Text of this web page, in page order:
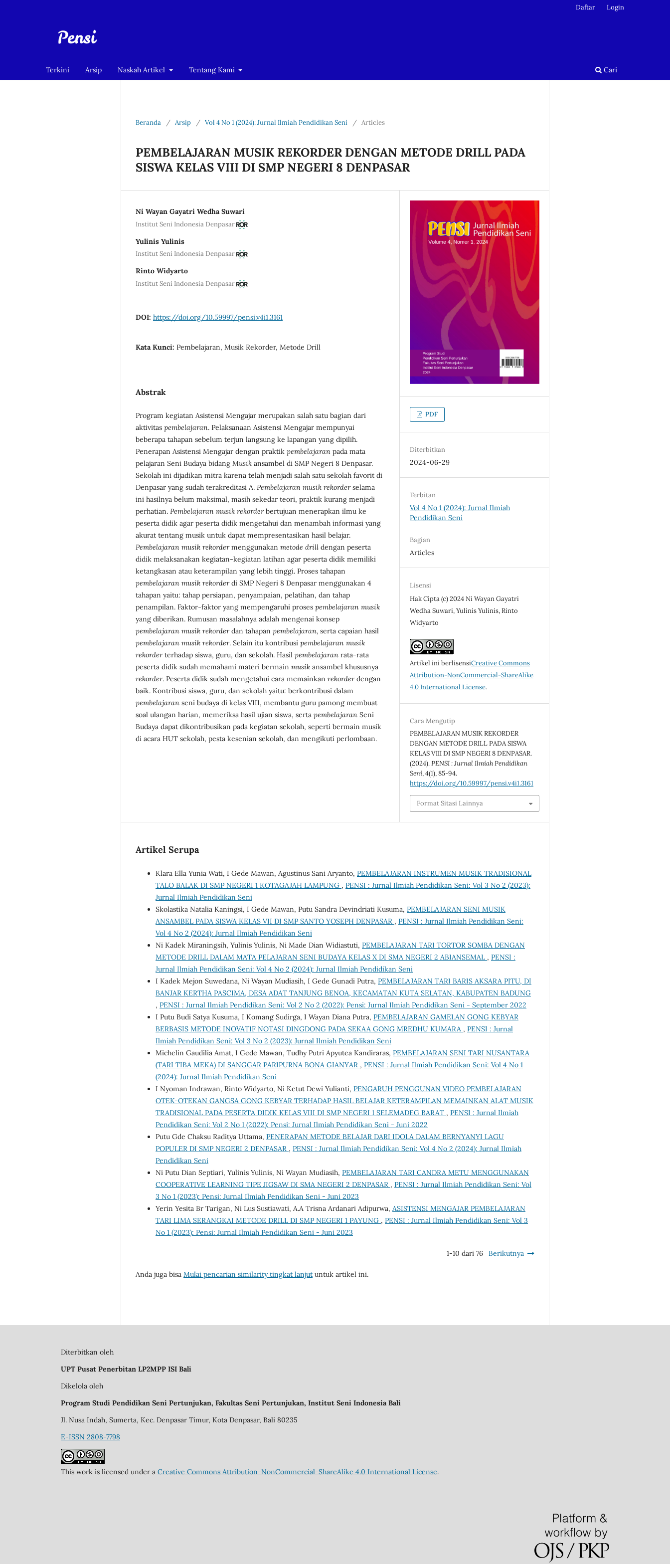
Terkini Arsip Naskah Artikel Tentang Kami Cari
Daftar Login
Beranda / Arsip / Vol 4 No 1 (2024): Jurnal Ilmiah Pendidikan Seni / Articles
PEMBELAJARAN MUSIK REKORDER DENGAN METODE DRILL PADA
SISWA KELAS VIII DI SMP NEGERI 8 DENPASAR
Ni Wayan Gayatri Wedha Suwari
Institut Seni Indonesia Denpasar
Yulinis Yulinis
Institut Seni Indonesia Denpasar
Rinto Widyarto
Institut Seni Indonesia Denpasar
DOI: https://doi.org/10.59997/pensi.v4i1.3161
Kata Kunci: Pembelajaran, Musik Rekorder, Metode Drill
Abstrak
Program kegiatan Asistensi Mengajar merupakan salah satu bagian dari
aktivitas pembelajaran. Pelaksanaan Asistensi Mengajar mempunyai
beberapa tahapan sebelum terjun langsung ke lapangan yang dipilih.
Penerapan Asistensi Mengajar dengan praktik pembelajaran pada mata
pelajaran Seni Budaya bidang Musik ansambel di SMP Negeri 8 Denpasar.
Sekolah ini dijadikan mitra karena telah menjadi salah satu sekolah favorit di
Denpasar yang sudah terakreditasi A. Pembelajaran musik rekorderselama
ini hasilnya belum maksimal, masih sekedar teori, praktik kurang menjadi
perhatian. Pembelajaran musik rekorderbertujuan menerapkan ilmu ke
peserta didik agar peserta didik mengetahui dan menambah informasi yang
akurat tentang musik untuk dapat mempresentasikan hasil belajar.
Pembelajaran musik rekordermenggunakan metode drill dengan peserta
didik melaksanakan kegiatan-kegiatan latihan agar peserta didik memiliki
ketangkasan atau keterampilan yang lebih tinggi. Proses tahapan
pembelajaran musik rekorderdi SMP Negeri 8 Denpasar menggunakan 4
tahapan yaitu: tahap persiapan, penyampaian, pelatihan, dan tahap
penampilan. Faktor-faktor yang mempengaruhi proses pembelajaran musik
yang diberikan. Rumusan masalahnya adalah mengenai konsep
pembelajaran musik rekorderdan tahapan pembelajaran, serta capaian hasil
pembelajaran musik rekorder. Selain itu kontribusi pembelajaran musik
rekorderterhadap siswa, guru, dan sekolah. Hasil pembelajaran rata-rata
peserta didik sudah memahami materi bermain musik ansambel khususnya
rekorder. Peserta didik sudah mengetahui cara memainkan rekorderdengan
baik. Kontribusi siswa, guru, dan sekolah yaitu: berkontribusi dalam
pembelajaran seni budaya di kelas VIII, membantu guru pamong membuat
soal ulangan harian, memeriksa hasil ujian siswa, serta pembelajaran Seni
Budaya dapat dikontribusikan pada kegiatan sekolah, seperti bermain musik
di acara HUT sekolah, pesta kesenian sekolah, dan mengikuti perlombaan.
PDF
Diterbitkan
2024-06-29
Terbitan
Vol 4 No 1 (2024): Jurnal Ilmiah
Pendidikan Seni
Bagian
Articles
Lisensi
Hak Cipta (c) 2024 Ni Wayan Gayatri
Wedha Suwari, Yulinis Yulinis, Rinto
Widyarto
Artikel ini berlisensiCreative Commons
Attribution-NonCommercial-ShareAlike
4.0 International License.
Cara Mengutip
PEMBELAJARAN MUSIK REKORDER
DENGAN METODE DRILL PADA SISWA
KELAS VIII DI SMP NEGERI 8 DENPASAR.
(2024).PENSI : Jurnal Ilmiah Pendidikan
Seni,4(1), 85-94.
https://doi.org/10.59997/pensi.v4i1.3161
Format Sitasi Lainnya
Artikel Serupa
Klara Ella Yunia Wati, I Gede Mawan, Agustinus Sani Aryanto, PEMBELAJARAN INSTRUMEN MUSIK TRADISIONAL
TALO BALAK DI SMP NEGERI 1 KOTAGAJAH LAMPUNG , PENSI : Jurnal Ilmiah Pendidikan Seni: Vol 3 No 2 (2023):
Jurnal Ilmiah Pendidikan Seni
Skolastika Natalia Kaningsi, I Gede Mawan, Putu Sandra Devindriati Kusuma, PEMBELAJARAN SENI MUSIK
ANSAMBEL PADA SISWA KELAS VII DI SMP SANTO YOSEPH DENPASAR , PENSI : Jurnal Ilmiah Pendidikan Seni:
Vol 4 No 2 (2024): Jurnal Ilmiah Pendidikan Seni
Ni Kadek Miraningsih, Yulinis Yulinis, Ni Made Dian Widiastuti, PEMBELAJARAN TARI TORTOR SOMBA DENGAN
METODE DRILL DALAM MATA PELAJARAN SENI BUDAYA KELAS X DI SMA NEGERI 2 ABIANSEMAL , PENSI :
Jurnal Ilmiah Pendidikan Seni: Vol 4 No 2 (2024): Jurnal Ilmiah Pendidikan Seni
I Kadek Mejon Suwedana, Ni Wayan Mudiasih, I Gede Gunadi Putra, PEMBELAJARAN TARI BARIS AKSARA PITU, DI
BANJAR KERTHA PASCIMA, DESA ADAT TANJUNG BENOA, KECAMATAN KUTA SELATAN, KABUPATEN BADUNG
, PENSI : Jurnal Ilmiah Pendidikan Seni: Vol 2 No 2 (2022): Pensi: Jurnal Ilmiah Pendidikan Seni - September 2022
I Putu Budi Satya Kusuma, I Komang Sudirga, I Wayan Diana Putra, PEMBELAJARAN GAMELAN GONG KEBYAR
BERBASIS METODE INOVATIF NOTASI DINGDONG PADA SEKAA GONG MREDHU KUMARA , PENSI : Jurnal
Ilmiah Pendidikan Seni: Vol 3 No 2 (2023): Jurnal Ilmiah Pendidikan Seni
Michelin Gaudilia Amat, I Gede Mawan, Tudhy Putri Apyutea Kandiraras, PEMBELAJARAN SENI TARI NUSANTARA
(TARI TIBA MEKA) DI SANGGAR PARIPURNA BONA GIANYAR , PENSI : Jurnal Ilmiah Pendidikan Seni: Vol 4 No 1
(2024): Jurnal Ilmiah Pendidikan Seni
I Nyoman Indrawan, Rinto Widyarto, Ni Ketut Dewi Yulianti, PENGARUH PENGGUNAN VIDEO PEMBELAJARAN
OTEK-OTEKAN GANGSA GONG KEBYAR TERHADAP HASIL BELAJAR KETERAMPILAN MEMAINKAN ALAT MUSIK
TRADISIONAL PADA PESERTA DIDIK KELAS VIII DI SMP NEGERI 1 SELEMADEG BARAT , PENSI : Jurnal Ilmiah
Pendidikan Seni: Vol 2 No 1 (2022): Pensi: Jurnal Ilmiah Pendidikan Seni - Juni 2022
Putu Gde Chaksu Raditya Uttama, PENERAPAN METODE BELAJAR DARI IDOLA DALAM BERNYANYI LAGU
POPULER DI SMP NEGERI 2 DENPASAR , PENSI : Jurnal Ilmiah Pendidikan Seni: Vol 4 No 2 (2024): Jurnal Ilmiah
Pendidikan Seni
Ni Putu Dian Septiari, Yulinis Yulinis, Ni Wayan Mudiasih, PEMBELAJARAN TARI CANDRA METU MENGGUNAKAN
COOPERATIVE LEARNING TIPE JIGSAW DI SMA NEGERI 2 DENPASAR , PENSI : Jurnal Ilmiah Pendidikan Seni: Vol
3 No 1 (2023): Pensi: Jurnal Ilmiah Pendidikan Seni - Juni 2023
Yerin Yesita Br Tarigan, Ni Lus Sustiawati, A.A Trisna Ardanari Adipurwa, ASISTENSI MENGAJAR PEMBELAJARAN
TARI LIMA SERANGKAI METODE DRILL DI SMP NEGERI 1 PAYUNG , PENSI : Jurnal Ilmiah Pendidikan Seni: Vol 3
No 1 (2023): Pensi: Jurnal Ilmiah Pendidikan Seni - Juni 2023
1-10 dari 76 Berikutnya
Anda juga bisa Mulai pencarian similarity tingkat lanjut untuk artikel ini.
Diterbitkan oleh
UPT Pusat Penerbitan LP2MPP ISI Bali
Dikelola oleh
Program Studi Pendidikan Seni Pertunjukan, Fakultas Seni Pertunjukan, Institut Seni Indonesia Bali
Jl. Nusa Indah, Sumerta, Kec. Denpasar Timur, Kota Denpasar, Bali 80235
E-ISSN 2808-7798
This work is licensed under a Creative Commons Attribution-NonCommercial-ShareAlike 4.0 International License.